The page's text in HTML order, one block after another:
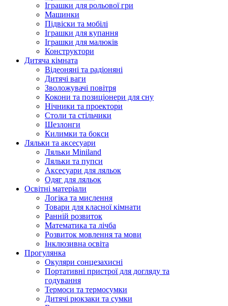
Іграшки для рольової гри
Машинки
Підвіски та мобілі
Іграшки для купання
Іграшки для малюків
Конструктори
Дитяча кімната
Відеоняні та радіоняні
Дитячі ваги
Зволожувачі повітря
Кокони та позиціонери для сну
Нічники та проектори
Столи та стільчики
Шезлонги
Килимки та бокси
Ляльки та аксесуари
Ляльки Miniland
Ляльки та пупси
Аксесуари для ляльок
Одяг для ляльок
Освітні матеріали
Логіка та мислення
Товари для класної кімнати
Ранній розвиток
Математика та лічба
Розвиток мовлення та мови
Інклюзивна освіта
Прогулянка
Окуляри сонцезахисні
Портативні пристрої для догляду та
годування
Термоси та термосумки
Дитячі рюкзаки та сумки